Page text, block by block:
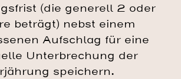
(die generell 2 oder
beträgt) nebst einem
Aufschlag für eine
Unterbrechung der
speichern.